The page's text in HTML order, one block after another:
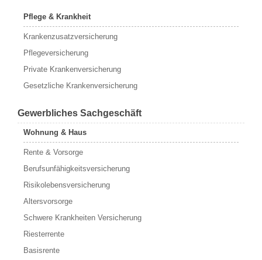
Pflege & Krankheit
Krankenzusatzversicherung
Pflegeversicherung
Private Krankenversicherung
Gesetzliche Krankenversicherung
Gewerbliches Sachgeschäft
Wohnung & Haus
Rente & Vorsorge
Berufs­unfähigkeitsversicherung
Risikolebensversicherung
Altersvorsorge
Schwere Krankheiten Versicherung
Riesterrente
Basisrente